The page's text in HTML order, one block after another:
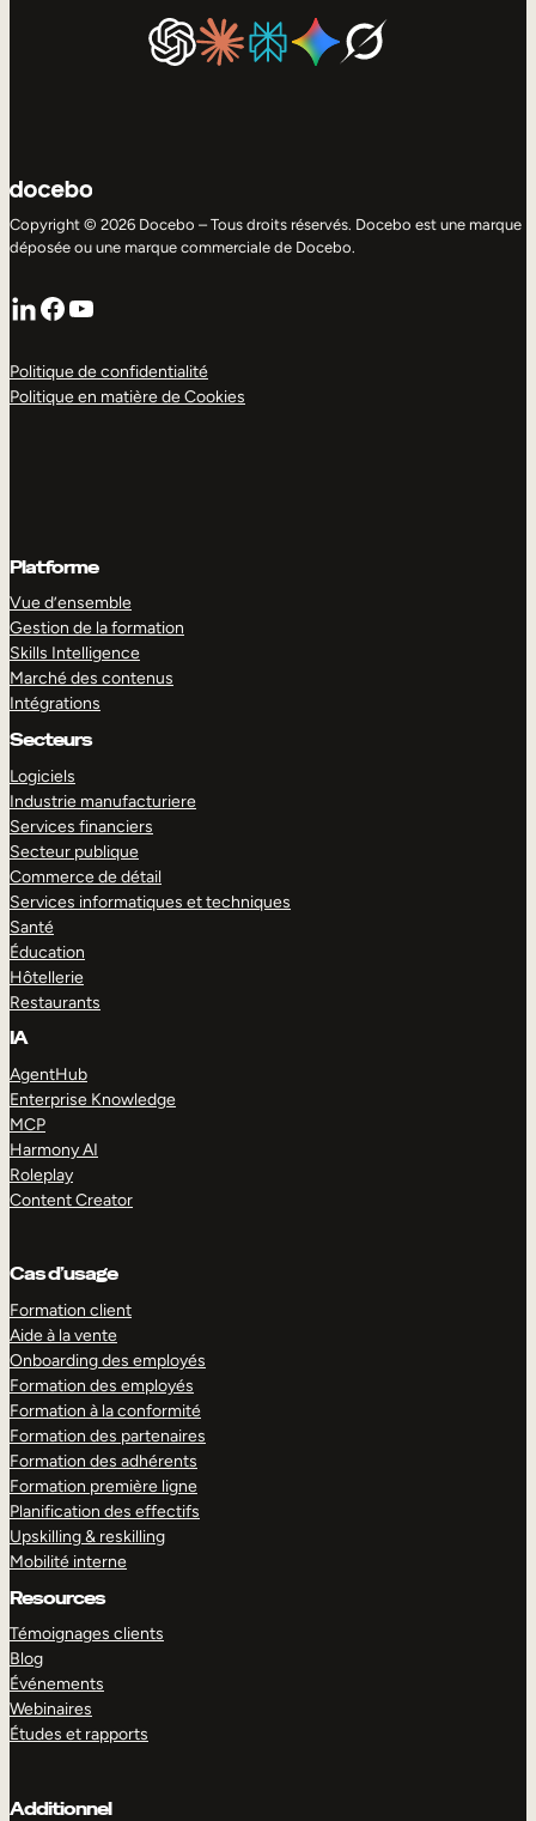
Copyright © 2026 Docebo – Tous droits réservés. Docebo est une marque
déposée ou une marque commerciale de Docebo.
LinkedIn
Facebook
YouTube
Politique de confidentialité
Politique en matière de Cookies
Platforme
Vue d’ensemble
Gestion de la formation
Skills Intelligence
Marché des contenus
Intégrations
Secteurs
Logiciels
Industrie manufacturiere
Services financiers
Secteur publique
Commerce de détail
Services informatiques et techniques
Santé
Éducation
Hôtellerie
Restaurants
IA
AgentHub
Enterprise Knowledge
MCP
Harmony AI
Roleplay
Content Creator
Cas d’usage
Formation client
Aide à la vente
Onboarding des employés
Formation des employés
Formation à la conformité
Formation des partenaires
Formation des adhérents
Formation première ligne
Planification des effectifs
Upskilling & reskilling
Mobilité interne
Resources
Témoignages clients
Blog
Événements
Webinaires
Études et rapports
Additionnel